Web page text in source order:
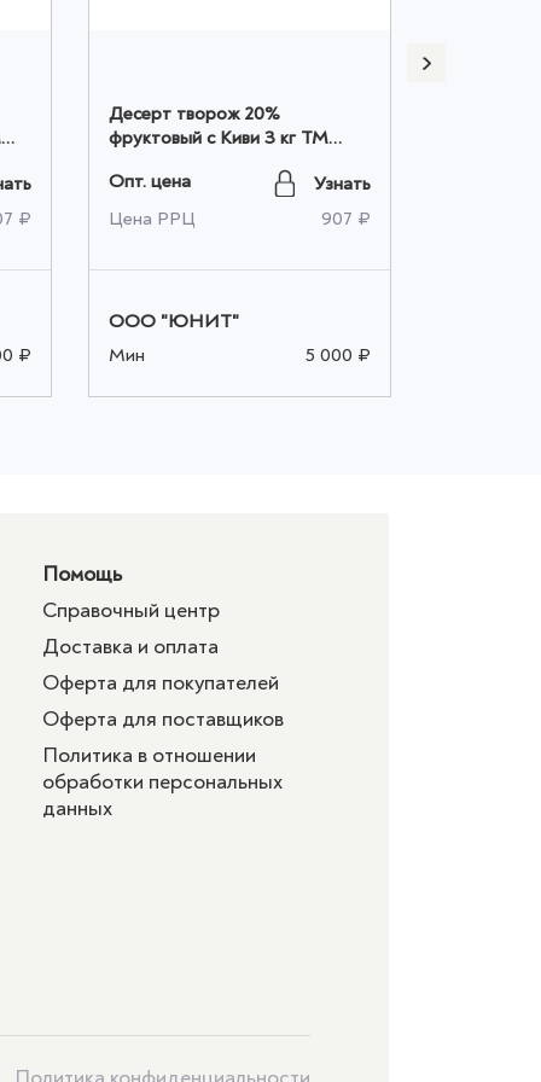
₽
₽
Десерт творож 20%
фруктовый с Киви 3 кг ТМ
оптом
Опт. цена
Узнать
Цена РРЦ
907 ₽
ООО "ЮНИТ"
Мин
5 000 ₽
Помощь
Справочный центр
Доставка и оплата
Оферта для покупателей
Оферта для поставщиков
Политика в отношении
обработки персональных
данных